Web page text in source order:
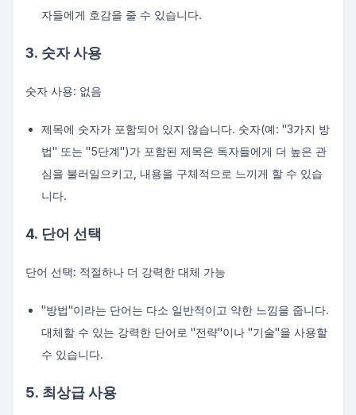
자들에게 호감을 줄 수 있습니다.
3. 숫자 사용
숫자 사용: 없음
제목에 숫자가 포함되어 있지 않습니다. 숫자(예: "3가지 방
법" 또는 "5단계")가 포함된 제목은 독자들에게 더 높은 관
심을 불러일으키고, 내용을 구체적으로 느끼게 할 수 있습
니다.
4. 단어 선택
단어 선택: 적절하나 더 강력한 대체 가능
"방법"이라는 단어는 다소 일반적이고 약한 느낌을 줍니다.
대체할 수 있는 강력한 단어로 "전략"이나 "기술"을 사용할
수 있습니다.
5. 최상급 사용